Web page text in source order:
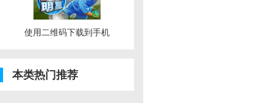
使用二维码下载到手机
本类热门推荐